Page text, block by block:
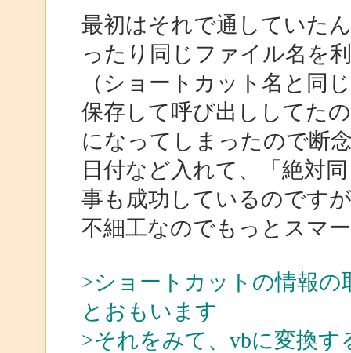
最初はそれで通していた
ったり同じファイル名を
（ショートカット名と同
保存して呼び出ししてた
になってしまったので断
日付など入れて、「絶対
事も成功しているのです
不細工なのでもっとスマ
>ショートカットの情報
とおもいます
>それをみて、vbに変換